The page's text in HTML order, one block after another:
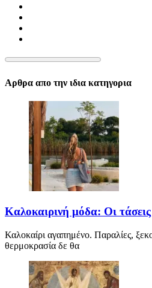
Αρθρα απο την ιδια κατηγορια
Καλοκαιρινή μόδα: Οι
Καλοκαίρι αγαπημένο. Παραλίες,
θερμοκρασία δε θα